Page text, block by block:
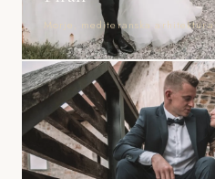
Morje, mediteranska arhitektura